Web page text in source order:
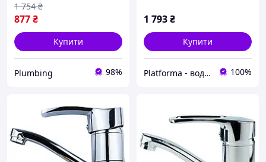
877₴
1 754 ₴
Купити
Plumbing 98%
1 793₴
Купити
Platforma - водопостачання, опалення та каналізація - обладнання та комплектуючі 100%